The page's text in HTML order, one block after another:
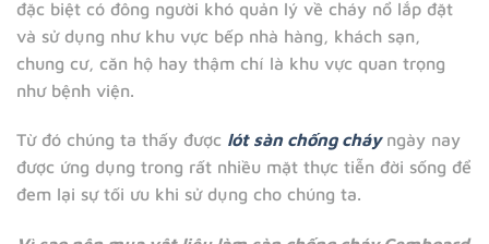
đặc biệt có đông người khó quản lý về cháy nổ lắp đặt
và sử dụng như khu vực bếp nhà hàng, khách sạn,
chung cư, căn hộ hay thậm chí là khu vực quan trọng
như bệnh viện.
Từ đó chúng ta thấy được lót sàn chống cháyngày nay
được ứng dụng trong rất nhiều mặt thực tiễn đời sống để
đem lại sự tối ưu khi sử dụng cho chúng ta.